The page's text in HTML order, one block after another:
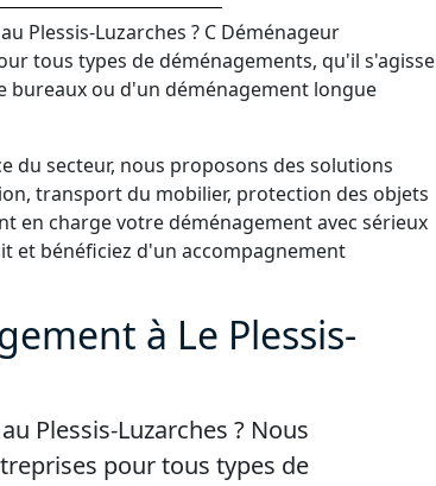
Plessis-Luzarches ? C Déménageur
tous types de déménagements, qu'il s'agisse
ou d'un déménagement longue
du secteur, nous proposons des solutions
transport du mobilier, protection des objets
en charge votre déménagement avec sérieux
et bénéficiez d'un accompagnement
à Le Plessis-
Plessis-Luzarches ? Nous
pour tous types de